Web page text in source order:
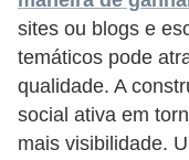
sites ou blogs e
temáticos pode
qualidade. A
social ativa em
mais visibilidade.
e
l
ó
g